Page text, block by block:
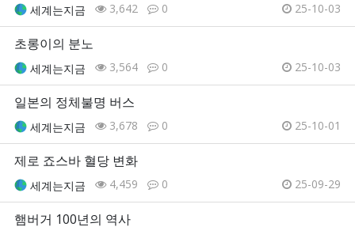
세계는지금 3,642 0 25-10-03
초롱이의 분노
세계는지금 3,564 0 25-10-03
일본의 정체불명 버스
세계는지금 3,678 0 25-10-01
제로 죠스바 혈당 변화
세계는지금 4,459 0 25-09-29
햄버거 100년의 역사